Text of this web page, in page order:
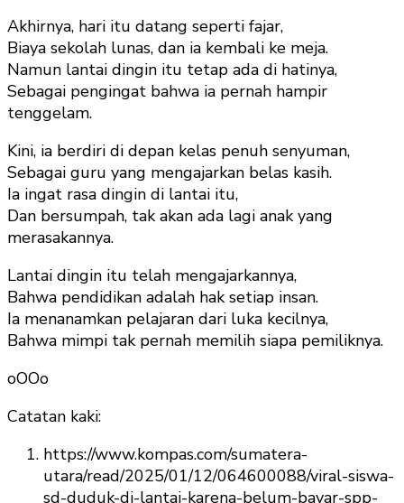
Akhirnya, hari itu datang seperti fajar,
Biaya sekolah lunas, dan ia kembali ke meja.
Namun lantai dingin itu tetap ada di hatinya,
Sebagai pengingat bahwa ia pernah hampir
tenggelam.
Kini, ia berdiri di depan kelas penuh senyuman,
Sebagai guru yang mengajarkan belas kasih.
Ia ingat rasa dingin di lantai itu,
Dan bersumpah, tak akan ada lagi anak yang
merasakannya.
Lantai dingin itu telah mengajarkannya,
Bahwa pendidikan adalah hak setiap insan.
Ia menanamkan pelajaran dari luka kecilnya,
Bahwa mimpi tak pernah memilih siapa pemiliknya.
oOOo
Catatan kaki:
https://www.kompas.com/sumatera-
utara/read/2025/01/12/064600088/viral-siswa-
sd-duduk-di-lantai-karena-belum-bayar-spp-